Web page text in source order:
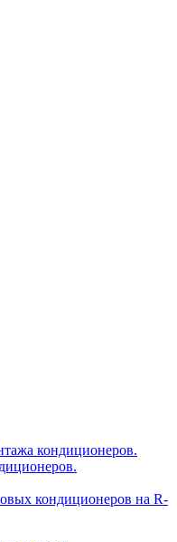
кондиционеров.
кондиционеров на R-